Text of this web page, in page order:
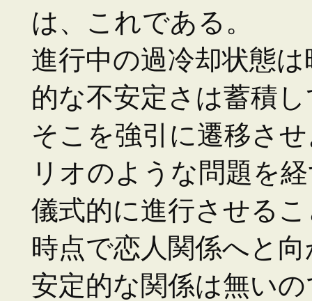
は、これである。
進行中の過冷却状態
的な不安定さは蓄積
そこを強引に遷移さ
リオのような問題を
儀式的に進行させる
時点で恋人関係へと
安定的な関係は無い